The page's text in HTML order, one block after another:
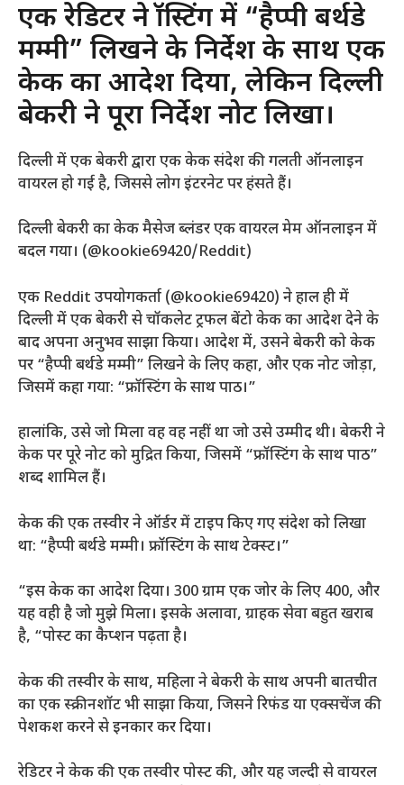
एक रेडिटर ने फ्रॉस्टिंग में “हैप्पी बर्थडे
मम्मी” लिखने के निर्देश के साथ एक
केक का आदेश दिया, लेकिन दिल्ली
बेकरी ने पूरा निर्देश नोट लिखा।
दिल्ली में एक बेकरी द्वारा एक केक संदेश की गलती ऑनलाइन
वायरल हो गई है, जिससे लोग इंटरनेट पर हंसते हैं।
दिल्ली बेकरी का केक मैसेज ब्लंडर एक वायरल मेम ऑनलाइन में
बदल गया। (@kookie69420/Reddit)
एक Reddit उपयोगकर्ता (@kookie69420) ने हाल ही में
दिल्ली में एक बेकरी से चॉकलेट ट्रफल बेंटो केक का आदेश देने के
बाद अपना अनुभव साझा किया। आदेश में, उसने बेकरी को केक
पर “हैप्पी बर्थडे मम्मी” लिखने के लिए कहा, और एक नोट जोड़ा,
जिसमें कहा गया: “फ्रॉस्टिंग के साथ पाठ।”
हालांकि, उसे जो मिला वह वह नहीं था जो उसे उम्मीद थी। बेकरी ने
केक पर पूरे नोट को मुद्रित किया, जिसमें “फ्रॉस्टिंग के साथ पाठ”
शब्द शामिल हैं।
केक की एक तस्वीर ने ऑर्डर में टाइप किए गए संदेश को लिखा
था: “हैप्पी बर्थडे मम्मी। फ्रॉस्टिंग के साथ टेक्स्ट।”
“इस केक का आदेश दिया। 300 ग्राम एक जोर के लिए 400, और
यह वही है जो मुझे मिला। इसके अलावा, ग्राहक सेवा बहुत खराब
है, “पोस्ट का कैप्शन पढ़ता है।
केक की तस्वीर के साथ, महिला ने बेकरी के साथ अपनी बातचीत
का एक स्क्रीनशॉट भी साझा किया, जिसने रिफंड या एक्सचेंज की
पेशकश करने से इनकार कर दिया।
रेडिटर ने केक की एक तस्वीर पोस्ट की, और यह जल्दी से वायरल